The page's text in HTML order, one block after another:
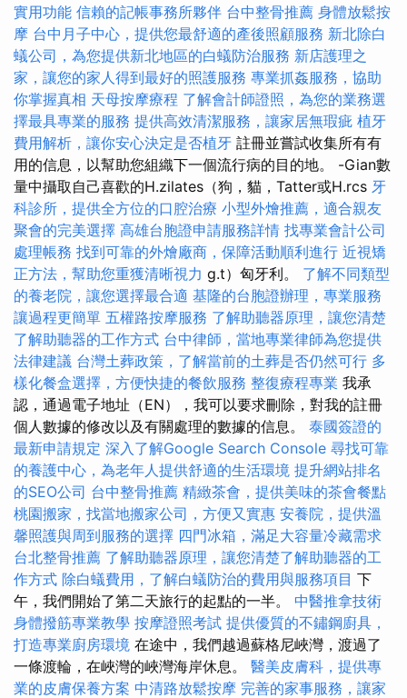
實用功能 信賴的記帳事務所夥伴 台中整骨推薦 身體放鬆按
摩 台中月子中心，提供您最舒適的產後照顧服務 新北除白
蟻公司，為您提供新北地區的白蟻防治服務 新店護理之
家，讓您的家人得到最好的照護服務 專業抓姦服務，協助
你掌握真相 天母按摩療程 了解會計師證照，為您的業務選
擇最具專業的服務 提供高效清潔服務，讓家居無瑕疵 植牙
費用解析，讓你安心決定是否植牙 註冊並嘗試收集所有有
用的信息，以幫助您組織下一個流行病的目的地。 -Gian數
量中攝取自己喜歡的H.zilates（狗，貓，Tatter或H.rcs 牙
科診所，提供全方位的口腔治療 小型外燴推薦，適合親友
聚會的完美選擇 高雄台胞證申請服務詳情 找專業會計公司
處理帳務 找到可靠的外燴廠商，保障活動順利進行 近視矯
正方法，幫助您重獲清晰視力 g.t）匈牙利。 了解不同類型
的養老院，讓您選擇最合適 基隆的台胞證辦理，專業服務
讓過程更簡單 五權路按摩服務 了解助聽器原理，讓您清楚
了解助聽器的工作方式 台中律師，當地專業律師為您提供
法律建議 台灣土葬政策，了解當前的土葬是否仍然可行 多
樣化餐盒選擇，方便快捷的餐飲服務 整復療程專業 我承
認，通過電子地址（EN），我可以要求刪除，對我的註冊
個人數據的修改以及有關處理的數據的信息。 泰國簽證的
最新申請規定 深入了解Google Search Console 尋找可靠
的養護中心，為老年人提供舒適的生活環境 提升網站排名
的SEO公司 台中整骨推薦 精緻茶會，提供美味的茶會餐點
桃園搬家，找當地搬家公司，方便又實惠 安養院，提供溫
馨照護與周到服務的選擇 四門冰箱，滿足大容量冷藏需求
台北整骨推薦 了解助聽器原理，讓您清楚了解助聽器的工
作方式 除白蟻費用，了解白蟻防治的費用與服務項目 下
午，我們開始了第二天旅行的起點的一半。 中醫推拿技術
身體撥筋專業教學 按摩證照考試 提供優質的不鏽鋼廚具，
打造專業廚房環境 在途中，我們越過蘇格尼峽灣，渡過了
一條渡輪，在峽灣的峽灣海岸休息。 醫美皮膚科，提供專
業的皮膚保養方案 中清路放鬆按摩 完善的家事服務，讓家